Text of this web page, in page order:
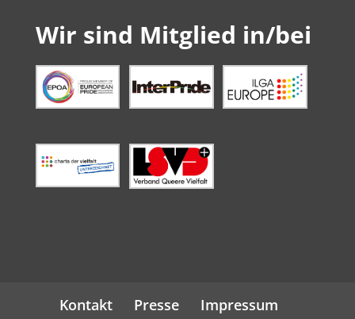
Wir sind Mitglied in/bei
Kontakt Presse
Impressum